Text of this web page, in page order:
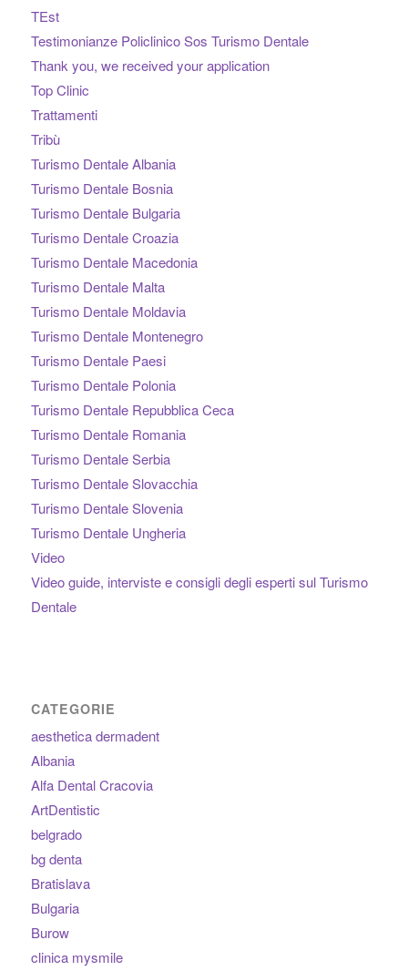
TEst
Testimonianze Policlinico Sos Turismo Dentale
Thank you, we received your application
Top Clinic
Trattamenti
Tribù
Turismo Dentale Albania
Turismo Dentale Bosnia
Turismo Dentale Bulgaria
Turismo Dentale Croazia
Turismo Dentale Macedonia
Turismo Dentale Malta
Turismo Dentale Moldavia
Turismo Dentale Montenegro
Turismo Dentale Paesi
Turismo Dentale Polonia
Turismo Dentale Repubblica Ceca
Turismo Dentale Romania
Turismo Dentale Serbia
Turismo Dentale Slovacchia
Turismo Dentale Slovenia
Turismo Dentale Ungheria
Video
Video guide, interviste e consigli degli esperti sul Turismo
Dentale
CATEGORIE
aesthetica dermadent
Albania
Alfa Dental Cracovia
ArtDentistic
belgrado
bg denta
Bratislava
Bulgaria
Burow
clinica mysmile